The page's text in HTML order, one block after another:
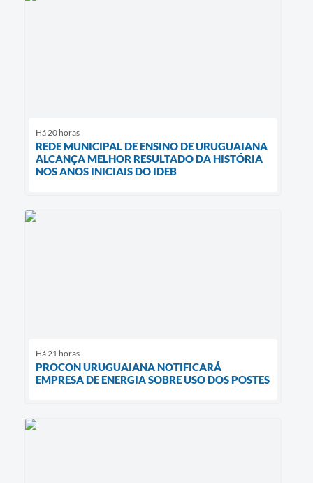
Há 20 horas
REDE MUNICIPAL DE ENSINO DE URUGUAIANA
ALCANÇA MELHOR RESULTADO DA HISTÓRIA
NOS ANOS INICIAIS DO IDEB
Há 21 horas
PROCON URUGUAIANA NOTIFICARÁ
EMPRESA DE ENERGIA SOBRE USO DOS POSTES